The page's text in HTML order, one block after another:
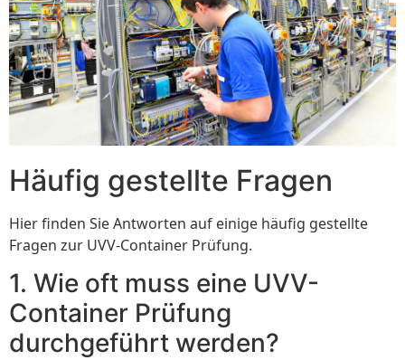
Häufig gestellte Fragen
Hier finden Sie Antworten auf einige häufig gestellte
Fragen zur UVV-Container Prüfung.
1. Wie oft muss eine UVV-
Container Prüfung
durchgeführt werden?